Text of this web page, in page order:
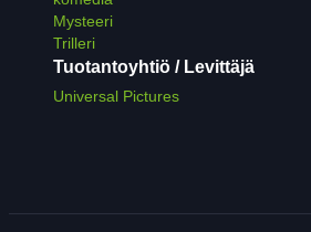
Mysteeri
Trilleri
Tuotantoyhtiö / Levittäjä
Universal Pictures